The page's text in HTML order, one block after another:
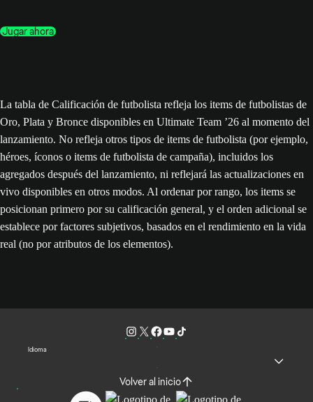
Jugar ahora
La tabla de Calificación de futbolista refleja los items de futbolistas de
Oro, Plata y Bronce disponibles en Ultimate Team ’26 al momento del
lanzamiento. No refleja otros tipos de items de futbolista (por ejemplo,
héroes, íconos o items de futbolista de campaña), incluidos los
agregados después del lanzamiento, ni reflejará las actualizaciones en
vivo disponibles en otros modos. Al ordenar por rango, los items se
posicionan primero por su calificación general, y el orden adicional se
establece por factores subjetivos, basados en el rendimiento en la vida
real (no por atributos de los elementos).
Idioma
Volver al inicio